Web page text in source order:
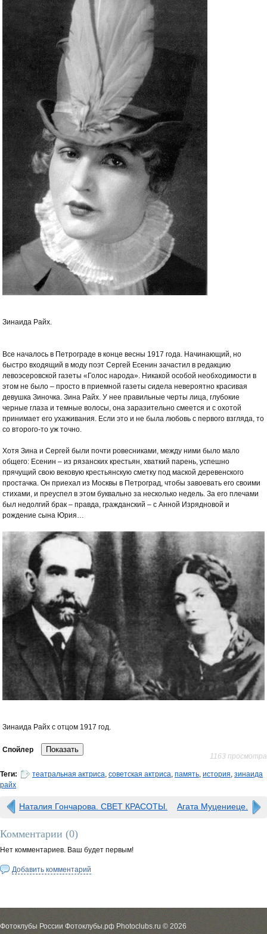
Зинаида Райх.
Все началось в Петрограде в конце весны 1917 года. Начинающий, но
быстро входящий в моду поэт Сергей Есенин зачастил в редакцию
левоэсеровской газеты «Голос народа». Никакой особой необходимости в
этом не было – просто в приемной газеты сидела невероятно красивая
девушка Зиночка. Зина Райх. У нее правильные черты лица, глубокие
черные глаза и темные волосы, она заразительно смеется и с охотой
принимает его ухаживания. Если это и не была любовь с первого взгляда, то
со второго-то уж точно.
Хотя Зина и Сергей были почти ровесниками, между ними было мало
общего: Есенин – из рязанских крестьян, хваткий парень, успешно
прячущий свою вековую крестьянскую сметку под маской деревенского
простачка. Он приехал из Москвы в Петроград, чтобы завоевать его своими
стихами, и преуспел в этом буквально за несколько недель. За его плечами
был недолгий брак – правда, гражданский – с Анной Изрядновой и
рождение сына Юрия…
Зинаида Райх с отцом 1917 год.
Спойлер
1163 просмотра
Теги: театральная актриса, советская актриса, память, история, зинаида
райх
Наталия Гончарова. СВЕТ КРАСОТЫ. Агата Муцениеце.
Комментарии (0)
Нет комментариев. Ваш будет первым!
Добавить комментарий
Фотоклубы России Фотоклубы.рф Photoclubs.ru © 2026